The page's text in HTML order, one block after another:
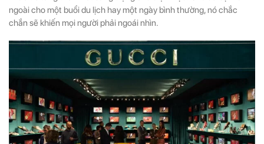
ngoài cho một buổi du lịch hay một ngày bình thường, nó chắc
chắn sẽ khiến mọi người phải ngoái nhìn.